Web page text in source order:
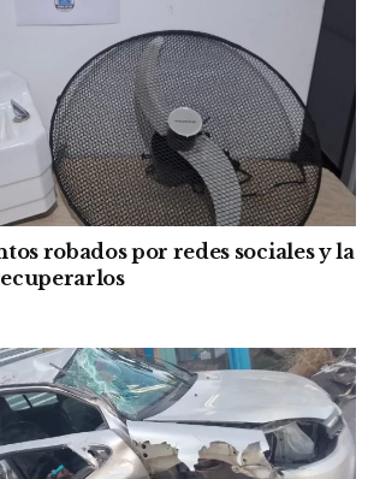
robados por redes sociales y la